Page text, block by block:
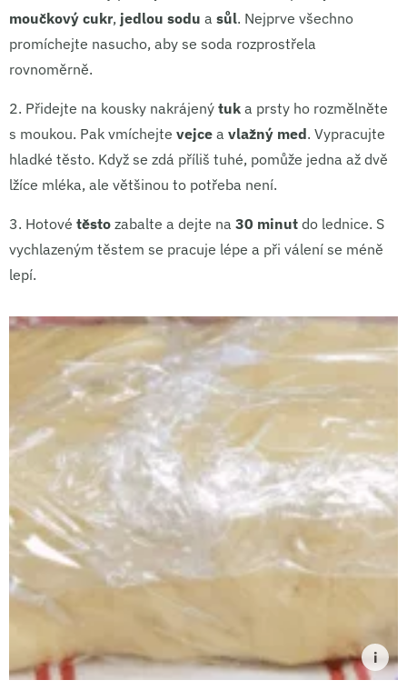
moučkový cukr, jedlou sodu a sůl. Nejprve všechno
promíchejte nasucho, aby se soda rozprostřela
rovnoměrně.
2. Přidejte na kousky nakrájený tuk a prsty ho rozmělněte
s moukou. Pak vmíchejte vejce a vlažný med. Vypracujte
hladké těsto. Když se zdá příliš tuhé, pomůže jedna až dvě
lžíce mléka, ale většinou to potřeba není.
3. Hotové těsto zabalte a dejte na 30 minut do lednice. S
vychlazeným těstem se pracuje lépe a při válení se méně
lepí.